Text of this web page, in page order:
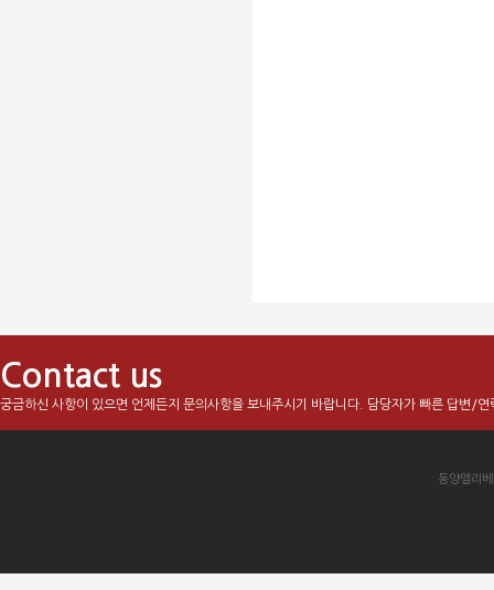
Contact us
궁금하신 사항이 있으면 언제든지 문의사항을 보내주시기 바랍니다. 담당자가 빠른 답변/연
동양엘리